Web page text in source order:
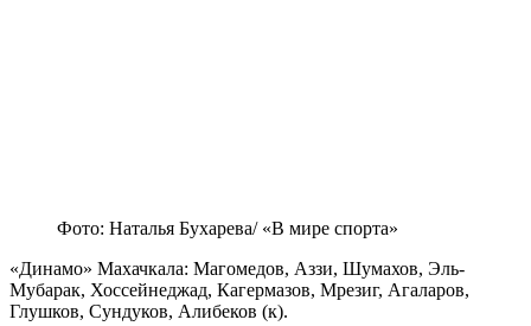
Фото: Наталья Бухарева/ «В мире спорта»
«Динамо» Махачкала: Магомедов, Аззи, Шумахов, Эль-
Мубарак, Хоссейнеджад, Кагермазов, Мрезиг, Агаларов,
Глушков, Сундуков, Алибеков (к).